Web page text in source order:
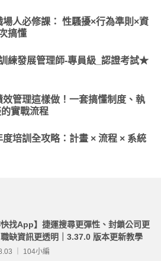
場人必修課： 性騷擾×行為準則×資
搞懂
練發展管理師-專員級_認證考試★
效管理這樣做！一套搞懂制度、執
實戰流程
度培訓全攻略：計畫 × 流程 × 系統
快找App】捷運搜尋更彈性、封鎖公司更
缺資訊更透明｜3.37.0 版本更新教學
｜ 104小編